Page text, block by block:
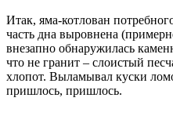
Итак, яма-котлован
часть дна выровнена
внезапно обнаружилась
что не гранит – слоистый
хлопот. Выламывал куски
пришлось, пришлось.